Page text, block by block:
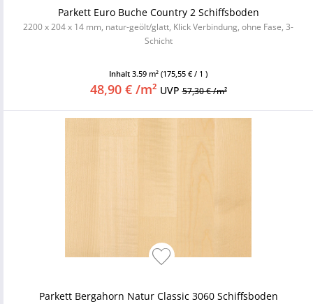
Parkett Euro Buche Country 2 Schiffsboden
2200 x 204 x 14 mm, natur-geölt/glatt, Klick Verbindung, ohne Fase, 3-
Schicht
Inhalt 3.59 m² (175,55 € / 1 )
48,90 € /m² UVP57,30 € /m²
Parkett Bergahorn Natur Classic 3060 Schiffsboden